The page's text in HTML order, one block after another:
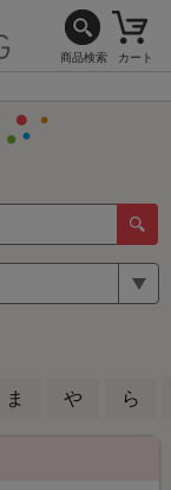
商品検索 カート
ま や ら